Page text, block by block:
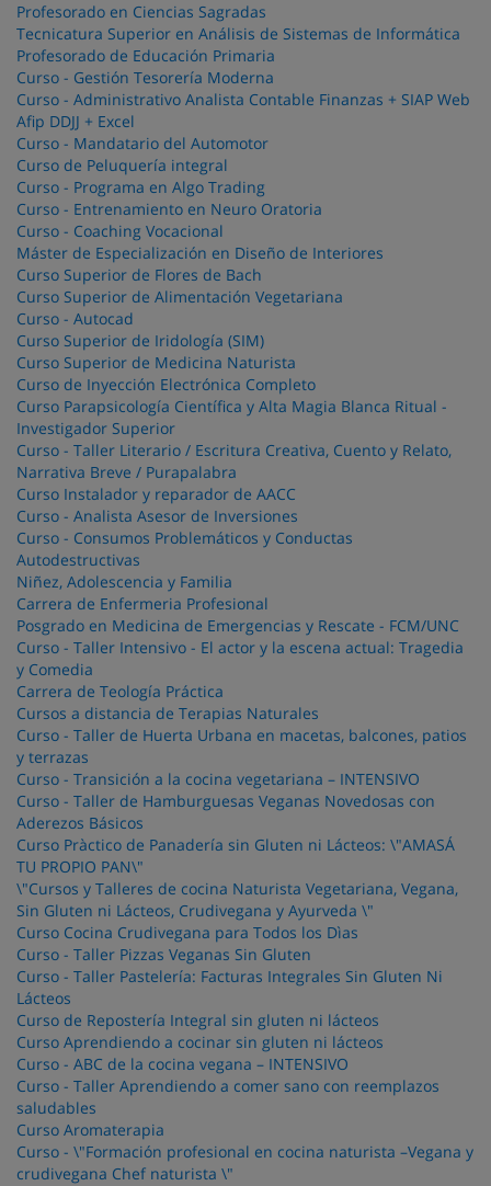
Profesorado en Ciencias Sagradas
Tecnicatura Superior en Análisis de Sistemas de Informática
Profesorado de Educación Primaria
Curso - Gestión Tesorería Moderna
Curso - Administrativo Analista Contable Finanzas + SIAP Web
Afip DDJJ + Excel
Curso - Mandatario del Automotor
Curso de Peluquería integral
Curso - Programa en Algo Trading
Curso - Entrenamiento en Neuro Oratoria
Curso - Coaching Vocacional
Máster de Especialización en Diseño de Interiores
Curso Superior de Flores de Bach
Curso Superior de Alimentación Vegetariana
Curso - Autocad
Curso Superior de Iridología (SIM)
Curso Superior de Medicina Naturista
Curso de Inyección Electrónica Completo
Curso Parapsicología Científica y Alta Magia Blanca Ritual -
Investigador Superior
Curso - Taller Literario / Escritura Creativa, Cuento y Relato,
Narrativa Breve / Purapalabra
Curso Instalador y reparador de AACC
Curso - Analista Asesor de Inversiones
Curso - Consumos Problemáticos y Conductas
Autodestructivas
Niñez, Adolescencia y Familia
Carrera de Enfermeria Profesional
Posgrado en Medicina de Emergencias y Rescate - FCM/UNC
Curso - Taller Intensivo - El actor y la escena actual: Tragedia
y Comedia
Carrera de Teología Práctica
Cursos a distancia de Terapias Naturales
Curso - Taller de Huerta Urbana en macetas, balcones, patios
y terrazas
Curso - Transición a la cocina vegetariana – INTENSIVO
Curso - Taller de Hamburguesas Veganas Novedosas con
Aderezos Básicos
Curso Pràctico de Panadería sin Gluten ni Lácteos: \"AMASÁ
TU PROPIO PAN\"
\"Cursos y Talleres de cocina Naturista Vegetariana, Vegana,
Sin Gluten ni Lácteos, Crudivegana y Ayurveda \"
Curso Cocina Crudivegana para Todos los Dìas
Curso - Taller Pizzas Veganas Sin Gluten
Curso - Taller Pastelería: Facturas Integrales Sin Gluten Ni
Lácteos
Curso de Repostería Integral sin gluten ni lácteos
Curso Aprendiendo a cocinar sin gluten ni lácteos
Curso - ABC de la cocina vegana – INTENSIVO
Curso - Taller Aprendiendo a comer sano con reemplazos
saludables
Curso Aromaterapia
Curso - \"Formación profesional en cocina naturista –Vegana y
crudivegana Chef naturista \"